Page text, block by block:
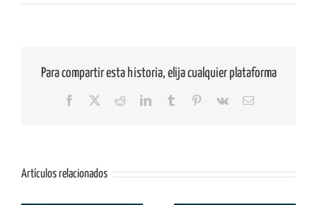
Para compartir esta historia, elija cualquier plataforma
Facebook RedditLinkedInTumblr Pinterest
Vk
Correo
Artículos relacionados